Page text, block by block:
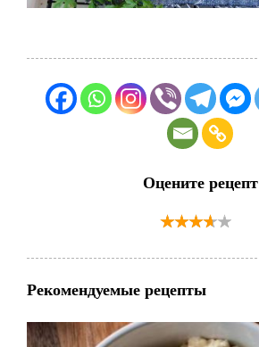
Оцените рецепт
Рекомендуемые рецепты